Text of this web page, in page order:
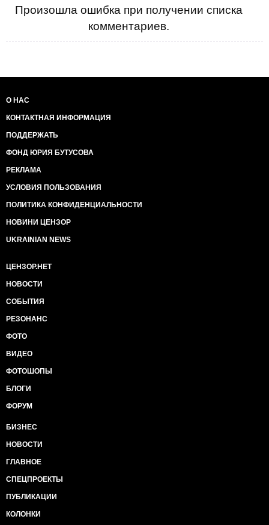
Произошла ошибка при получении списка
комментариев.
О НАС
КОНТАКТНАЯ ИНФОРМАЦИЯ
ПОДДЕРЖАТЬ
ФОНД ЮРИЯ БУТУСОВА
РЕКЛАМА
УСЛОВИЯ ПОЛЬЗОВАНИЯ
ПОЛИТИКА КОНФИДЕНЦИАЛЬНОСТИ
НОВИНИ ЦЕНЗОР
UKRAINIAN NEWS
ЦЕНЗОР.НЕТ
НОВОСТИ
СОБЫТИЯ
РЕЗОНАНС
ФОТО
ВИДЕО
ФОТОШОПЫ
БЛОГИ
ФОРУМ
БИЗНЕС
НОВОСТИ
ГЛАВНОЕ
СПЕЦПРОЕКТЫ
ПУБЛИКАЦИИ
КОЛОНКИ